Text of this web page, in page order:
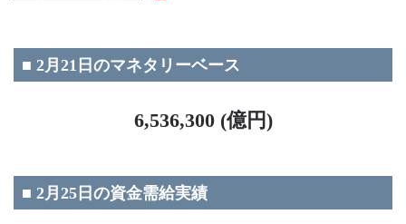
■ 2月21日のマネタリーベース
6,536,300 (億円)
■ 2月25日の資金需給実績